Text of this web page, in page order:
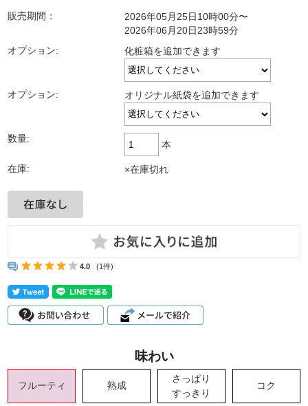
販売期間：
2026年05月25日10時00分〜
2026年06月20日23時59分
オプション:
化粧箱を追加できます
オプション: オリジナル紙袋を追加できます
数量:
本
在庫: ×在庫切れ
4.0 (1件)
味わい
フルーティ 熟成
さっぱり
すっきり
コク